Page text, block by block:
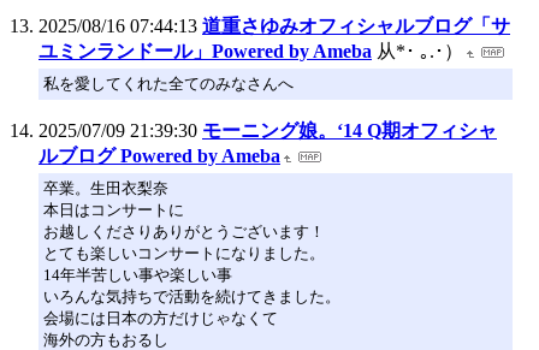
2025/08/16 07:44:13 道重さゆみオフィシャルブログ「サ
ユミンランドール」Powered by Ameba 从*･ ｡.･）
私を愛してくれた全てのみなさんへ
2025/07/09 21:39:30 モーニング娘。‘14 Q期オフィシャ
ルブログ Powered by Ameba
卒業。生田衣梨奈
本日はコンサートに
お越しくださりありがとうございます！
とても楽しいコンサートになりました。
14年半苦しい事や楽しい事
いろんな気持ちで活動を続けてきました。
会場には日本の方だけじゃなくて
海外の方もおるし